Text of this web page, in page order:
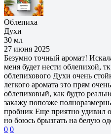
Облепиха
Духи
30 мл
27 июня 2025
Безумно точный аромат!
меня будет нести облепихой,
облепихового Духи очень
легкого аромата это прям
облепиховый, как будто
закажу попозже
пробник Еще приятно удивил
но боюсь брызгать на белую
0 0